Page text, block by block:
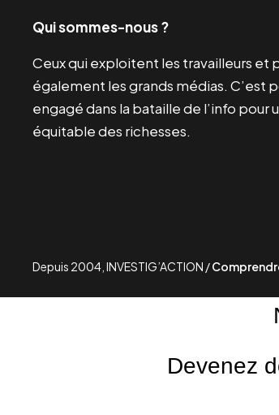
Qui sommes-nous ?
Ceux qui exploitent les travailleurs
également les grands médias. C’est
engagé dans la bataille de l’info
équitable des richesses.
Depuis 2004, INVESTIG’ACTION /
Devenez